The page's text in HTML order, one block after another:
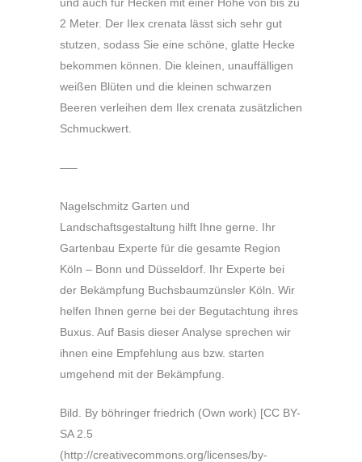
2 Meter. Der Ilex crenata lässt sich sehr gut
stutzen, sodass Sie eine schöne, glatte Hecke
bekommen können. Die kleinen, unauffälligen
weißen Blüten und die kleinen schwarzen
Beeren verleihen dem Ilex crenata zusätzlichen
Schmuckwert.
—–
Nagelschmitz Garten und
Landschaftsgestaltung hilft Ihne gerne. Ihr
Gartenbau Experte für die gesamte Region
Köln – Bonn und Düsseldorf. Ihr Experte bei
der Bekämpfung Buchsbaumzünsler Köln. Wir
helfen Ihnen gerne bei der Begutachtung ihres
Buxus. Auf Basis dieser Analyse sprechen wir
ihnen eine Empfehlung aus bzw. starten
umgehend mit der Bekämpfung.
Bild. By böhringer friedrich (Own work) [CC BY-
SA 2.5
(http://creativecommons.org/licenses/by-